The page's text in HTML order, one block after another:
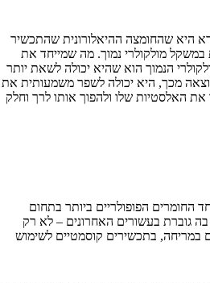
ההיאלורונית שהתכשיר
נמוך. מה שמייחד את
הוא שהיא יכולה לשאת יותר
היא יכולה לשפר משמעותית את
שלו ולהפוך אותו לרך וחלק
הפופולריים ביותר בתחום
האחרונים – לא רק
בתכשירים קוסמטיים לשימוש